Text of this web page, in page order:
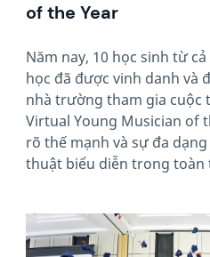
of the Year
Năm nay, 10 học sinh từ
học đã được vinh danh và
nhà trường tham gia cuộc
Virtual Young Musician of
rõ thế mạnh và sự đa
thuật biểu diễn trong toàn
News image